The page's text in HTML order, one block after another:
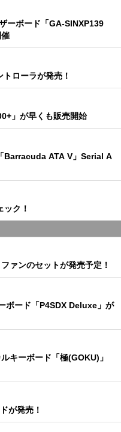
ーボード「GA-SINXP139
ローラが発売！
」が早くも販売開始
Barracuda ATA V」Serial A
ク！
ァンのセットが発売予定！
ボード「P4SDX Deluxe」が
キーボード「極(GOKU)」
が発売！